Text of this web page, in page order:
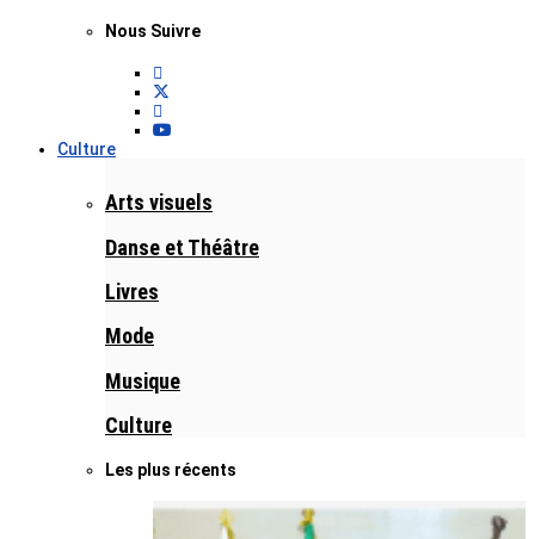
Nous Suivre
Culture
Arts visuels
Danse et Théâtre
Livres
Mode
Musique
Culture
Les plus récents